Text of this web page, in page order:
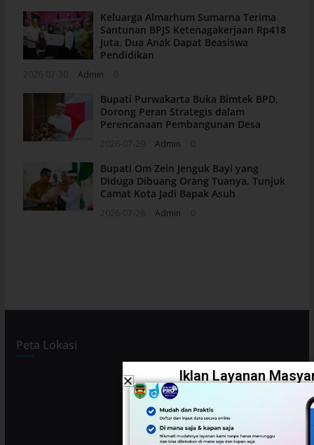
Keluarga Almarhum Sumarna Terima
Santunan BPJS Ketenagakerjaan Rp418
Juta, Dua Anak Dapat Beasiswa
Pendidikan
Admin
Bupati Purwakarta Buka Bimtek BPD,
Dorong Peran Strategis dalam
Perencanaan Pembangunan Desa
Admin
Bupati Om Zein Jenguk Bayi yang
Diduga Dibuang Orang Tuanya, Tunjuk
Camat Kota Jadi Bapak Asuh
Admin
Peta Lokasi
Iklan Layanan